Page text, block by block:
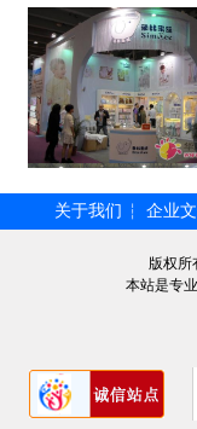
关于我们 ┆ 企业
版权
本站是专